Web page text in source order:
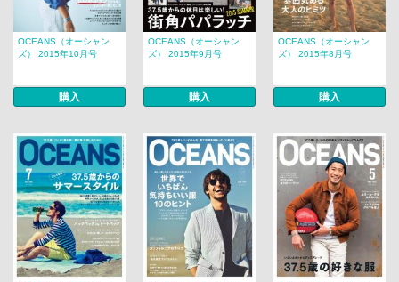
OCEANS（オーシャン
ズ） 2015年10月号
購入
OCEANS（オーシャン
ズ） 2015年9月号
購入
OCEANS（オーシャン
ズ） 2015年8月号
購入